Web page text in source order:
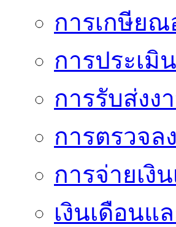
การเกษีย
การประเมิ
การรับส่งง
การตรวจ
การจ่ายเงิ
เงินเดือนแ